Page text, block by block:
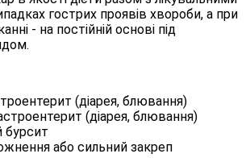
гострих проявів хвороби, а при
- на постійній основі під
(діарея, блювання)
(діарея, блювання)
бурсит
або сильний закреп